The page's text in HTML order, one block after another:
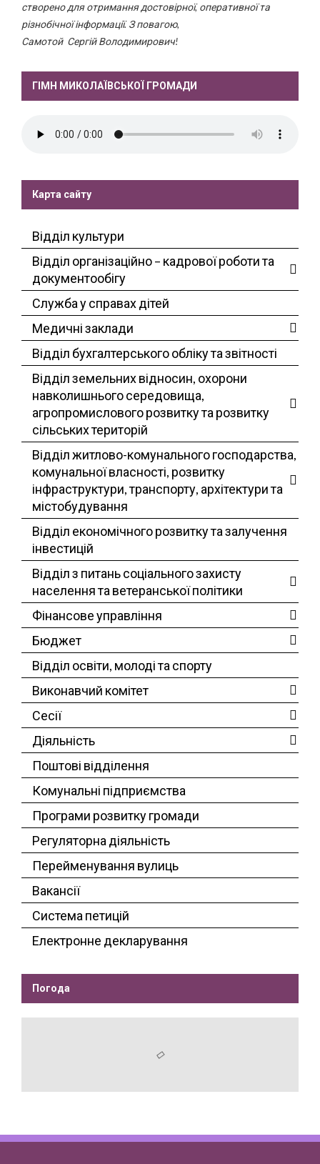
створено для отримання достовірної, оперативної та
різнобічної інформації. З повагою,
Самотой Сергій Володимирович!
ГІМН МИКОЛАЇВСЬКОЇ ГРОМАДИ
Карта сайту
Відділ культури
Відділ організаційно – кадрової роботи та
документообігу
Служба у справах дітей
Медичні заклади
Відділ бухгалтерського обліку та звітності
Відділ земельних відносин, охорони
навколишнього середовища,
агропромислового розвитку та розвитку
сільських територій
Відділ житлово-комунального господарства,
комунальної власності, розвитку
інфраструктури, транспорту, архітектури та
містобудування
Відділ економічного розвитку та залучення
інвестицій
Відділ з питань соціального захисту
населення та ветеранської політики
Фінансове управління
Бюджет
Відділ освіти, молоді та спорту
Виконавчий комітет
Сесії
Діяльність
Поштові відділення
Комунальні підприємства
Програми розвитку громади
Регуляторна діяльність
Перейменування вулиць
Вакансії
Система петицій
Електронне декларування
Погода